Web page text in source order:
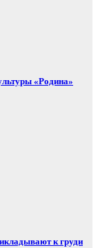
«Родина»
к груди